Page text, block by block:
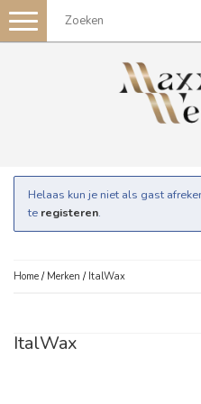
Toggle
navigation
Helaas kun je niet als gast
te registeren.
Home / Merken / ItalWax
ItalWax